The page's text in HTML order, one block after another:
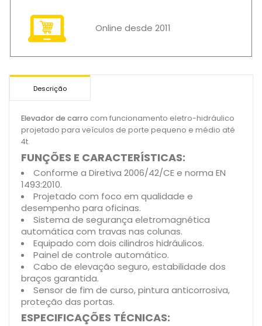
Online desde 2011
Descrição
Elevador de carro com funcionamento eletro-hidráulico
projetado para veículos de porte pequeno e médio até
4t.
FUNÇÕES E CARACTERÍSTICAS:
Conforme a Diretiva 2006/42/CE e norma EN
1493:2010.
Projetado com foco em qualidade e
desempenho para oficinas.
Sistema de segurança eletromagnética
automática com travas nas colunas.
Equipado com dois cilindros hidráulicos.
Painel de controle automático.
Cabo de elevação seguro, estabilidade dos
braços garantida.
Sensor de fim de curso, pintura anticorrosiva,
proteção das portas.
ESPECIFICAÇÕES TÉCNICAS: